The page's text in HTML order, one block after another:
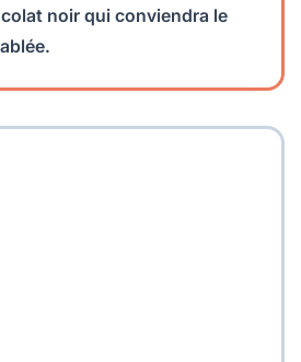
noir qui conviendra le